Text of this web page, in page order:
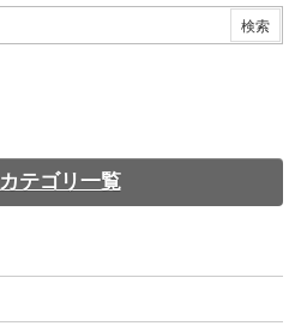
テゴリ一覧